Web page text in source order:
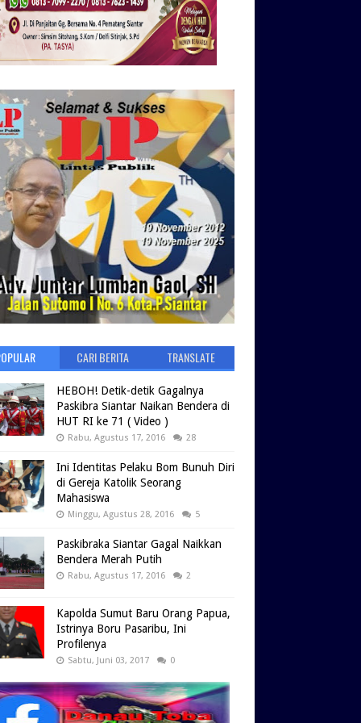
CARI BERITA TRANSLATE
HEBOH! Detik-detik Gagalnya
Paskibra Siantar Naikan Bendera di
HUT RI ke 71 ( Video )
Rabu, Agustus 17, 2016 28
Ini Identitas Pelaku Bom Bunuh Diri
di Gereja Katolik Seorang
Mahasiswa
Minggu, Agustus 28, 2016 5
Paskibraka Siantar Gagal Naikkan
Bendera Merah Putih
Rabu, Agustus 17, 2016 2
Kapolda Sumut Baru Orang Papua,
Istrinya Boru Pasaribu, Ini
Profilenya
Sabtu, Juni 03, 2017 0